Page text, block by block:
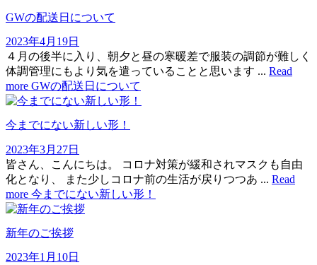
GWの配送日について
2023年4月19日
４月の後半に入り、朝夕と昼の寒暖差で服装の調節が難しく
体調管理にもより気を遣っていることと思います ... Read
more GWの配送日について
今までにない新しい形！
2023年3月27日
皆さん、こんにちは。 コロナ対策が緩和されマスクも自由
化となり、 また少しコロナ前の生活が戻りつつあ ... Read
more 今までにない新しい形！
新年のご挨拶
2023年1月10日